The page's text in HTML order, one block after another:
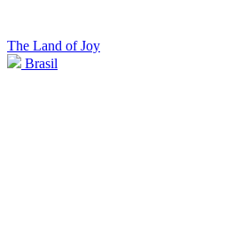
The Land of Joy
Brasil